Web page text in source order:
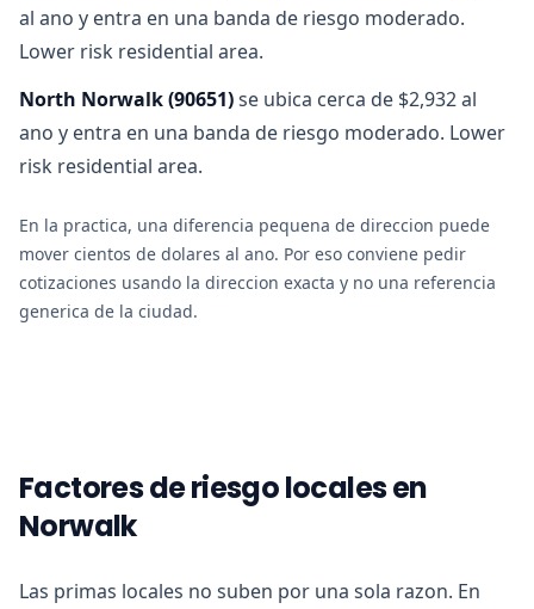
al ano y entra en una banda de riesgo moderado.
Lower risk residential area.
North Norwalk(90651)se ubica cerca de $2,932 al
ano y entra en una banda de riesgo moderado. Lower
risk residential area.
En la practica, una diferencia pequena de direccion puede
mover cientos de dolares al ano. Por eso conviene pedir
cotizaciones usando la direccion exacta y no una referencia
generica de la ciudad.
Factores de riesgo locales en
Norwalk
Las primas locales no suben por una sola razon. En